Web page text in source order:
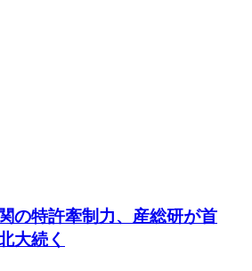
の特許牽制力、産総研が首
大続く